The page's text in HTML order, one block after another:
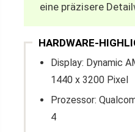
eine präzisere
HARDWARE-
Display: Dynamic
1440 x 3200 Pixel
Prozessor:
4